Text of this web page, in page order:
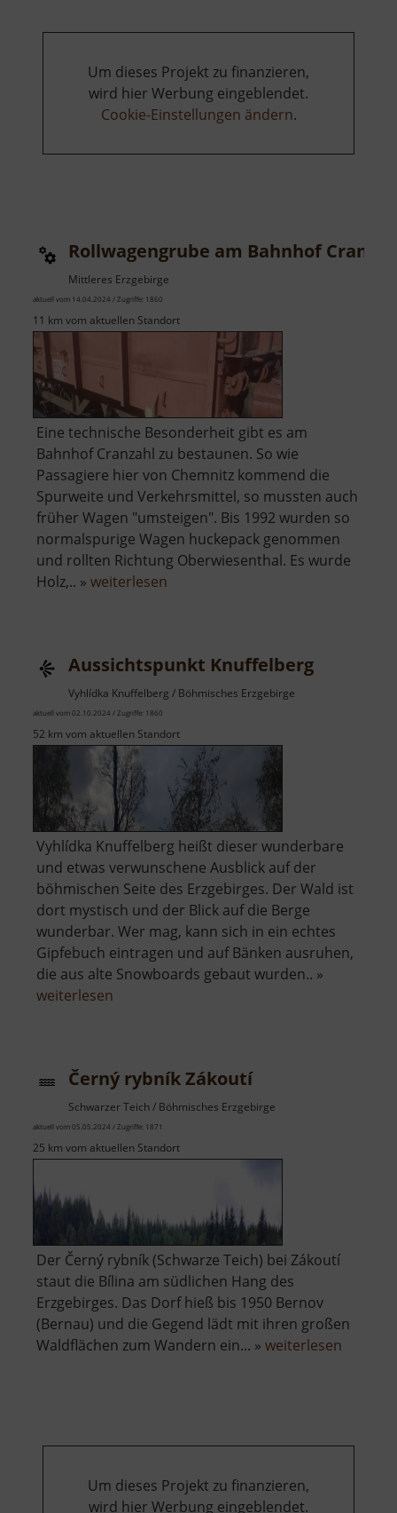
Um dieses Projekt zu finanzieren,
wird hier Werbung eingeblendet.
Cookie-Einstellungen ändern.
Rollwagengrube am Bahnhof
Mittleres Erzgebirge
aktuell vom 14.04.2024 / Zugriffe: 1860
11 km vom aktuellen Standort
Eine technische Besonderheit gibt es am
Bahnhof Cranzahl zu bestaunen. So wie
Passagiere hier von Chemnitz kommend die
Spurweite und Verkehrsmittel, so mussten auch
früher Wagen "umsteigen". Bis 1992 wurden so
normalspurige Wagen huckepack genommen
und rollten Richtung Oberwiesenthal. Es wurde
Holz,.. » weiterlesen
Cranzahl
Aussichtspunkt Knuffelberg
Vyhlídka Knuffelberg / Böhmisches Erzgebirge
aktuell vom 02.10.2024 / Zugriffe: 1860
52 km vom aktuellen Standort
Vyhlídka Knuffelberg heißt dieser wunderbare
und etwas verwunschene Ausblick auf der
böhmischen Seite des Erzgebirges. Der Wald ist
dort mystisch und der Blick auf die Berge
wunderbar. Wer mag, kann sich in ein echtes
Gipfebuch eintragen und auf Bänken ausruhen,
die aus alte Snowboards gebaut wurden.. »
weiterlesen
Černý rybník Zákoutí
Schwarzer Teich / Böhmisches Erzgebirge
aktuell vom 05.05.2024 / Zugriffe: 1871
25 km vom aktuellen Standort
Der Černý rybník (Schwarze Teich) bei Zákoutí
staut die Bílina am südlichen Hang des
Erzgebirges. Das Dorf hieß bis 1950 Bernov
(Bernau) und die Gegend lädt mit ihren großen
Waldflächen zum Wandern ein... » weiterlesen
Um dieses Projekt zu finanzieren,
wird hier Werbung eingeblendet.